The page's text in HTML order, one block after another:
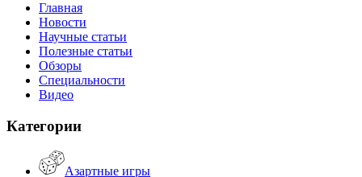
Главная
Новости
Научные статьи
Полезные статьи
Обзоры
Специальности
Видео
Категории
Азартные игры